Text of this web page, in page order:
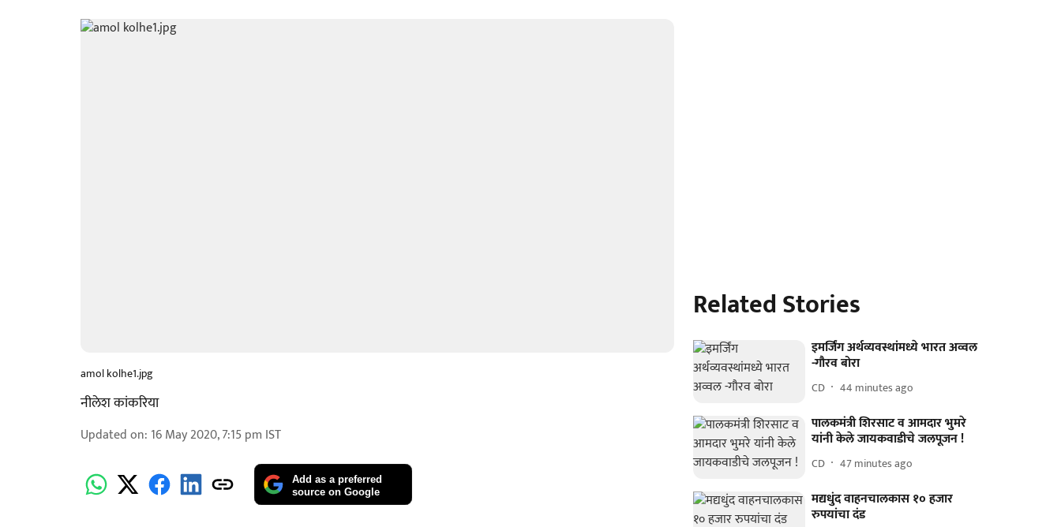
amol kolhe1.jpg
नीलेश कांकरिया
Updated on: 16 May 2020, 7:15 pm IST
Add as a preferred
source on Google
Related Stories
इमर्जिंग अर्थव्यवस्थांमध्ये भारत अव्वल
-गौरव बोरा
CD 44 minutes ago
पालकमंत्री शिरसाट व आमदार भुमरे
यांनी केले जायकवाडीचे जलपूजन !
CD 47 minutes ago
मद्यधुंद वाहनचालकास १० हजार
रुपयांचा दंड